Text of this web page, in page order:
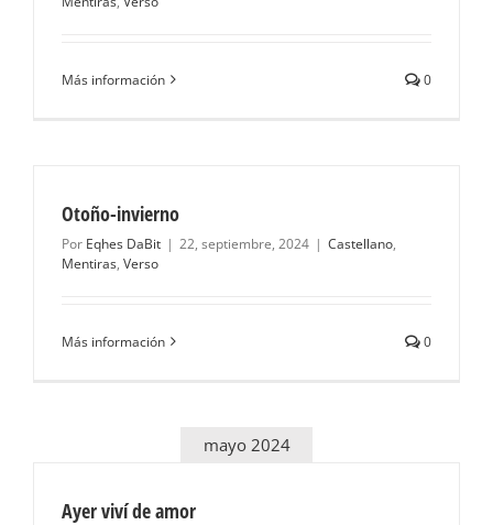
Más información 0
Otoño-invierno
Por Eqhes DaBit | 22, septiembre, 2024 | Castellano,
Mentiras, Verso
Más información 0
mayo 2024
Ayer viví de amor